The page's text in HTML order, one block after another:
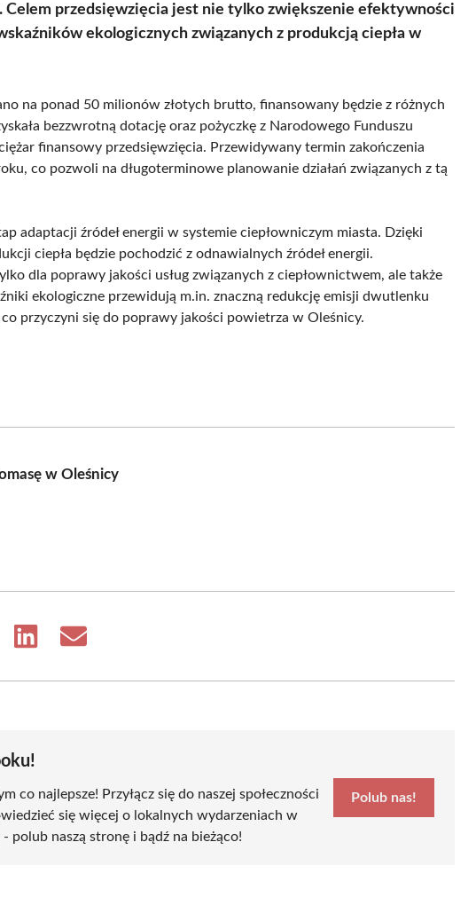
Celem przedsięwzięcia jest nie tylko zwiększenie efektywności
ekologicznych związanych z produkcją ciepła w
na ponad 50 milionów złotych brutto, finansowany będzie z różnych
bezzwrotną dotację oraz pożyczkę z Narodowego Funduszu
finansowy przedsięwzięcia. Przewidywany termin zakończenia
co pozwoli na długoterminowe planowanie działań związanych z tą
adaptacji źródeł energii w systemie ciepłowniczym miasta. Dzięki
ciepła będzie pochodzić z odnawialnych źródeł energii.
dla poprawy jakości usług związanych z ciepłownictwem, ale także
ekologiczne przewidują m.in. znaczną redukcję emisji dwutlenku
przyczyni się do poprawy jakości powietrza w Oleśnicy.
w Oleśnicy
Share
Share
co najlepsze! Przyłącz się do naszej społeczności
się więcej o lokalnych wydarzeniach w
polub naszą stronę i bądź na bieżąco!
Polub nas!